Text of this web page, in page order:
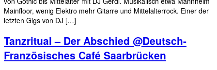
Mainfloor, wenig Elektro mehr Gitarre und Mittelalterrock. Einer der
letzten Gigs von DJ […]
Tanzritual – Der Abschied @Deutsch-
Französisches Café Saarbrücken